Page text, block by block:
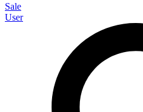
Sale
User